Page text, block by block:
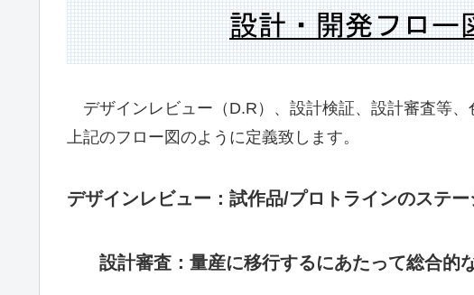
デザインレビュー（D.R）、設計検証、設計審査等
上記のフロー図のように定義致します。
デザインレビュー：試作品/プロトラインのステ
設計審査：量産に移行するにあたって総合的